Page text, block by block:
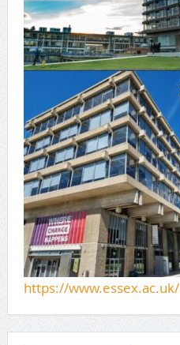
https://www.essex.ac.uk/